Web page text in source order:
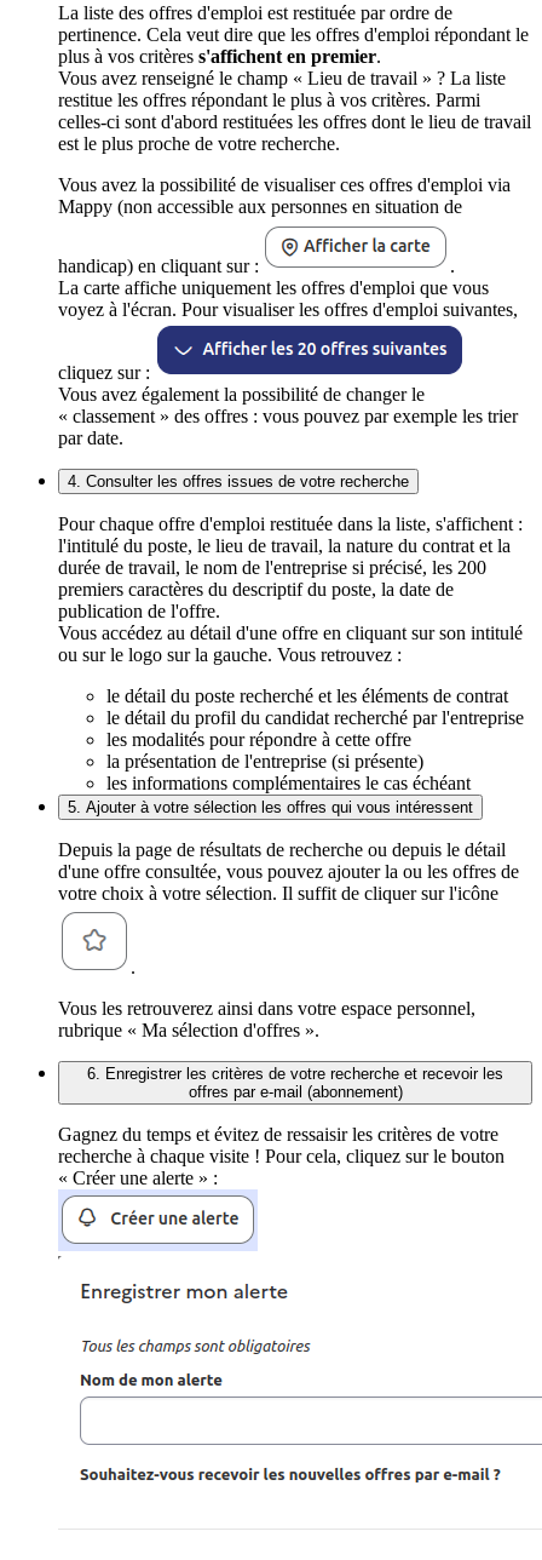
La liste des offres d'emploi est restituée par ordre de
pertinence. Cela veut dire que les offres d'emploi répondant le
plus à vos critères s'affichent en premier.
Vous avez renseigné le champ « Lieu de travail » ? La liste
restitue les offres répondant le plus à vos critères. Parmi
celles-ci sont d'abord restituées les offres dont le lieu de travail
est le plus proche de votre recherche.
Vous avez la possibilité de visualiser ces offres d'emploi via
Mappy (non accessible aux personnes en situation de
handicap) en cliquant sur :
.
La carte affiche uniquement les offres d'emploi que vous
voyez à l'écran. Pour visualiser les offres d'emploi suivantes,
cliquez sur :
Vous avez également la possibilité de changer le
« classement » des offres : vous pouvez par exemple les trier
par date.
4. Consulter les offres issues de votre recherche
Pour chaque offre d'emploi restituée dans la liste, s'affichent :
l'intitulé du poste, le lieu de travail, la nature du contrat et la
durée de travail, le nom de l'entreprise si précisé, les 200
premiers caractères du descriptif du poste, la date de
publication de l'offre.
Vous accédez au détail d'une offre en cliquant sur son intitulé
ou sur le logo sur la gauche. Vous retrouvez :
le détail du poste recherché et les éléments de contrat
le détail du profil du candidat recherché par l'entreprise
les modalités pour répondre à cette offre
la présentation de l'entreprise (si présente)
les informations complémentaires le cas échéant
5. Ajouter à votre sélection les offres qui vous intéressent
Depuis la page de résultats de recherche ou depuis le détail
d'une offre consultée, vous pouvez ajouter la ou les offres de
votre choix à votre sélection. Il suffit de cliquer sur l'icône
.
Vous les retrouverez ainsi dans votre espace personnel,
rubrique « Ma sélection d'offres ».
6. Enregistrer les critères de votre recherche et recevoir les
offres par e-mail (abonnement)
Gagnez du temps et évitez de ressaisir les critères de votre
recherche à chaque visite ! Pour cela, cliquez sur le bouton
« Créer une alerte » :